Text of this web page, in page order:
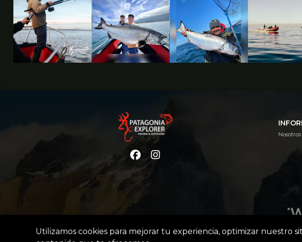
Nosotros
Utilizamos cookies para mejorar tu experiencia, optimizar nuestro